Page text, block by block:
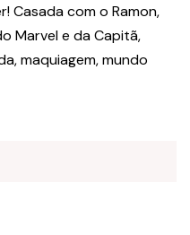
Casada com o Ramon,
Marvel e da Capitã,
maquiagem, mundo